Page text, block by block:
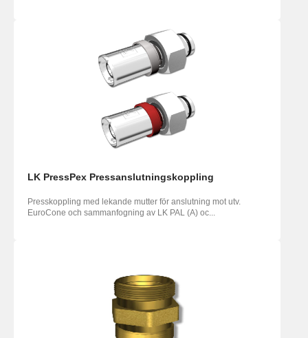
LK PressPex Pressanslutningskoppling
Presskoppling med lekande mutter för anslutning mot utv.
EuroCone och sammanfogning av LK PAL (A) oc...